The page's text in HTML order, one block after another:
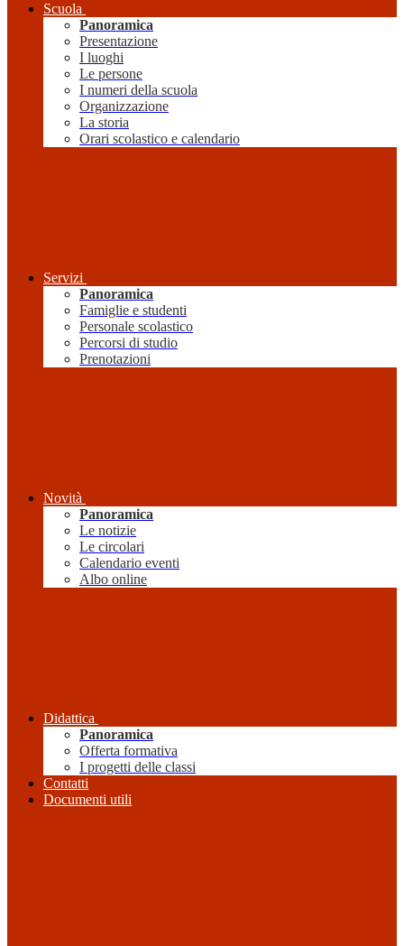
Scuola
Panoramica
Presentazione
I luoghi
Le persone
I numeri della scuola
Organizzazione
La storia
Orari scolastico e calendario
Servizi
Panoramica
Famiglie e studenti
Personale scolastico
Percorsi di studio
Prenotazioni
Novità
Panoramica
Le notizie
Le circolari
Calendario eventi
Albo online
Didattica
Panoramica
Offerta formativa
I progetti delle classi
Contatti
Documenti utili